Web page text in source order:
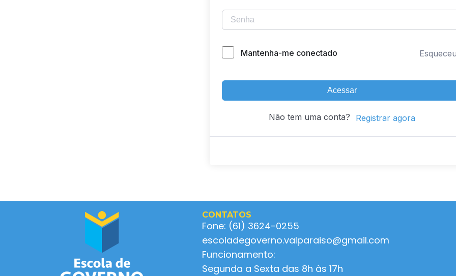
Mantenha-me conectado
Acessar
Não tem uma conta? Registrar agora
CONTATOS
Fone: (61) 3624-0255
escoladegoverno.valparaiso@gmail.com
Funcionamento:
Segunda a Sexta das 8h às 17h